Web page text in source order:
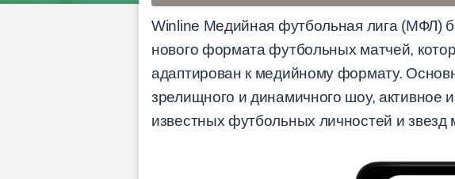
Winline Медийная футбольная лига (МФЛ)
нового формата футбольных матчей,
адаптирован к медийному формату.
зрелищного и динамичного шоу, активное
известных футбольных личностей и звезд